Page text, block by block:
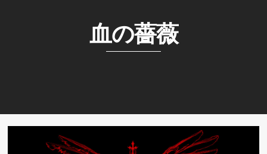
血の薔薇